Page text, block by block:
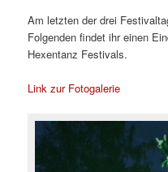
Am letzten der drei
Folgenden findet ihr einen
Hexentanz Festivals.
Link zur Fotogalerie